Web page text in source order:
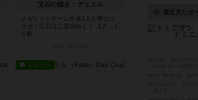
宝石の煌き：デュエル
メガヒットゲーム作者2人が夢のコ
ラボ！宝石は二度煌めく！ 【ざっく
り解...
レビュー
最近見たボ
Dominion
ドミ